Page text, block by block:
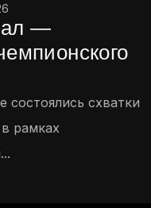
—
схватки
рамках